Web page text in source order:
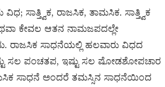
ಸಾತ್ತ್ವಿಕ, ರಾಜಸಿಕ, ತಾಮಸಿಕ. ಸಾತ್ತ್ವಿಕ
ಕೇವಲ ಆತನ ನಾಮಜಪದಲ್ಲೇ
ರಾಜಸಿಕ ಸಾಧನೆಯಲ್ಲಿ ಹಲವಾರು ವಿಧದ
ಸಲ ಪಂಚತಪ, ಇಷ್ಟು ಸಲ ಷೋಡಶೋಪಚಾರ
ಸಾಧನೆ ಅಂದರೆ ತಮಸ್ಸಿನ ಸಾಧನೆಯಿಂದ